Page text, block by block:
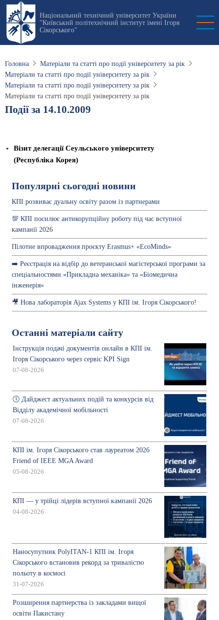
Перейти
основного
вмісту
Національний технічний університет України
"Київський політехнічний інститут імені Ігоря
Сікорського"
Головна
Матеріали та статті про події університету за рік
Матеріали та статті про події університету за рік
Матеріали та статті про події університету за рік
Матеріали та статті про події університету за рік
Події за 14.10.2009
Візит делегації Сеульського університету
(Республіка Корея)
Популярні сьогодні новини
КПІ розвиває дуальну освіту разом із партнерами
💯 КПІ посилює антикорупційну роботу під час вступної
кампанії 2026
Пілотне впровадження проєкту Erasmus+ «EcoMinds»
➡️ Реєстрація на відбір до ветеранської магістерської програми за
спеціальностями «Прикладна механіка» та «Біомедична
інженерія»
🎥 Нова лабораторія Ajax Systems у КПІ ім. Ігоря Сікорського!
Останні матеріали сайту
Інструкція подачі документів онлайн в КПІ ім.
Ігоря Сікорського через сервіс KPI Sign
07-08-2026
🕔 Дайджест актуальних подій та конкурсів від
Відділу академічної мобільності
07-08-2026
КПІ ім. Ігоря Сікорського став лауреатом 2026
Friend of IEEE MGA Award
05-08-2026
КПІ — у трійці лідерів вступної кампанії 2026
04-08-2026
Наносупутник PolyITAN-1 КПІ ім. Ігоря
Сікорського встановив рекорд за тривалістю
польоту в космосі
31-07-2026
Розширення партнерства із закладами вищої
освіти Пакистану